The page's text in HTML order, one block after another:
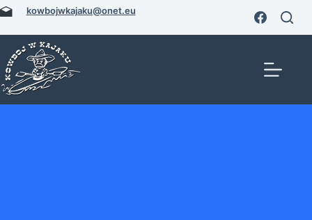
Przejdź
treści
kowbojwkajaku@onet.eu